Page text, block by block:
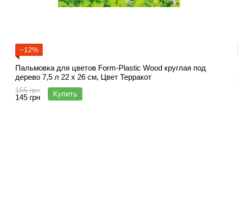
−12%
Пальмовка для цветов Form-Plastic Wood круглая под
дерево 7,5 л 22 х 26 см, Цвет Терракот
165 грн
145 грн Купить